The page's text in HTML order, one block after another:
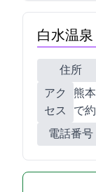
白水温
住所
アク
セス
熊
で約
電話番号